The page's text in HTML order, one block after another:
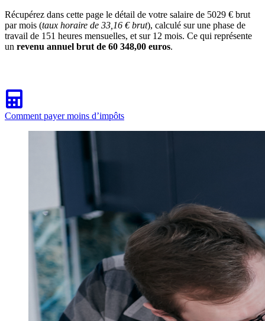
Récupérez dans cette page le détail de votre salaire de 5029 € brut
par mois (taux horaire de 33,16 € brut), calculé sur une phase de
travail de 151 heures mensuelles, et sur 12 mois. Ce qui représente
un revenu annuel brut de 60 348,00 euros.
Comment payer moins d’impôts